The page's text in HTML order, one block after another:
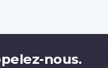
nous.